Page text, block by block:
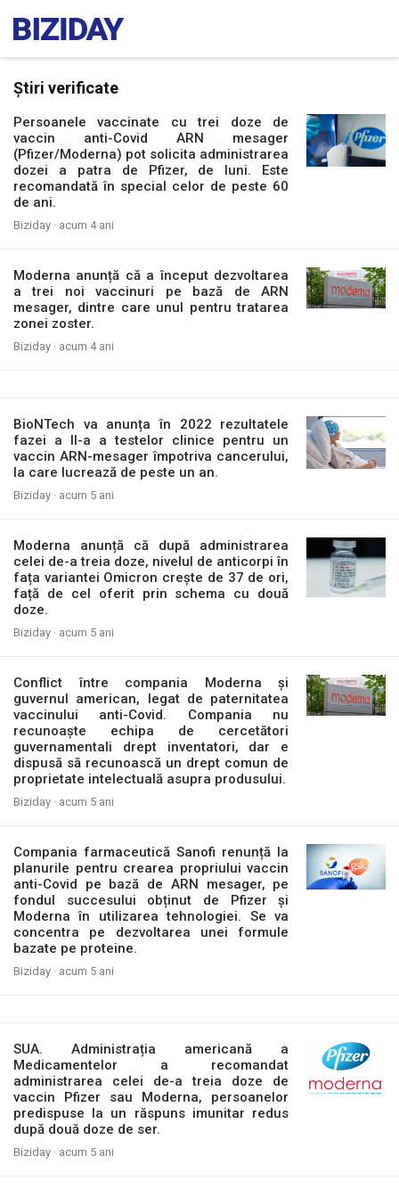
Știri verificate
Persoanele vaccinate cu trei doze de
vaccin anti-Covid ARN mesager
(Pfizer/Moderna) pot solicita administrarea
dozei a patra de Pfizer, de luni. Este
recomandată în special celor de peste 60
de ani.
Biziday · acum 4 ani
Moderna anunță că a început dezvoltarea
a trei noi vaccinuri pe bază de ARN
mesager, dintre care unul pentru tratarea
zonei zoster.
Biziday · acum 4 ani
BioNTech va anunța în 2022 rezultatele
fazei a II-a a testelor clinice pentru un
vaccin ARN-mesager împotriva cancerului,
la care lucrează de peste un an.
Biziday · acum 5 ani
Moderna anunță că după administrarea
celei de-a treia doze, nivelul de anticorpi în
fața variantei Omicron crește de 37 de ori,
față de cel oferit prin schema cu două
doze.
Biziday · acum 5 ani
Conflict între compania Moderna și
guvernul american, legat de paternitatea
vaccinului anti-Covid. Compania nu
recunoaște echipa de cercetători
guvernamentali drept inventatori, dar e
dispusă să recunoască un drept comun de
proprietate intelectuală asupra produsului.
Biziday · acum 5 ani
Compania farmaceutică Sanofi renunță la
planurile pentru crearea propriului vaccin
anti-Covid pe bază de ARN mesager, pe
fondul succesului obținut de Pfizer și
Moderna în utilizarea tehnologiei. Se va
concentra pe dezvoltarea unei formule
bazate pe proteine.
Biziday · acum 5 ani
SUA. Administrația americană a
Medicamentelor a recomandat
administrarea celei de-a treia doze de
vaccin Pfizer sau Moderna, persoanelor
predispuse la un răspuns imunitar redus
după două doze de ser.
Biziday · acum 5 ani